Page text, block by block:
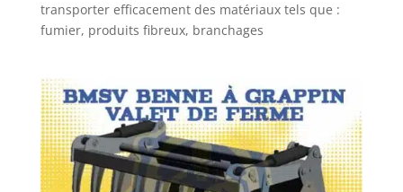
transporter efficacement des matériaux tels que :
fumier, produits fibreux, branchages